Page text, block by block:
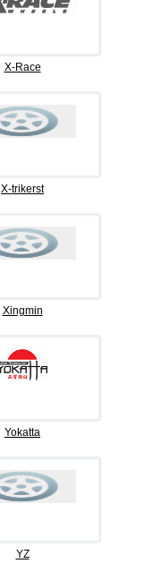
X-Race
X-trikerst
Xingmin
Yokatta
YZ